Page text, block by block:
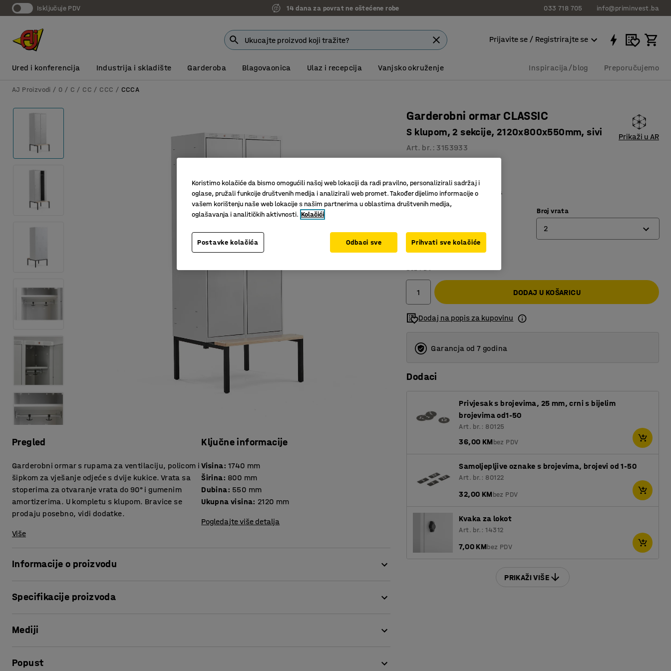
Isključuje PDV 14 dana za povrat ne oštećene robe 033 718 705 info@priminvest.ba
Prijavite se / Registrirajte se
Ured i konferencija Industrija i skladište Garderoba Blagovaonica Ulaz i recepcija Vanjsko okruženje Inspiracija/blog Preporučujemo
AJ Proizvodi 0 C CC CCC CCCA
Pregled
Garderobni ormar s rupama za ventilaciju, policom i
šipkom za vješanje odjeće s dvije kukice. Vrata sa
stoperima za otvaranje vrata do 90° i gumenim
amortizerima. U kompletu s klupom. Bravice se
prodaju posebno, vidi dodatke.
Više
Ključne informacije
Visina: 1740 mm
Širina: 800 mm
Dubina: 550 mm
Ukupna visina: 2120 mm
Pogledajte više detalja
Informacije o proizvodu
konstrukcije obojani praškastom tehnikom.
gornje strane ormara sprečavaju skupljanje vlage.
Koristite ormariće za spremanje odjeće i osobnih predmeta na radnom mjestu, u teretani, školi, i sl.
Specifikacije proizvoda
Širina:
Total depth
Mediji
Popust
Garderobni ormar CLASSIC
S klupom, 2 sekcije, 2120x800x550mm, sivi
Art. br. : 3153933
Prikaži u AR
Kvalitetna izrada
Prečka za odjeću i polica
Broj vrata
2
1.100,00 KM
bez PDV
DODAJ U KOŠARICU
Dodaj na popis za kupovinu
Garancja od 7 godina
Dodaci
Privjesak s brojevima, 25 mm, crni s bijelim
brojevima od1-50
Art. br.: 80125
36,00 KMbez PDV
Samoljepljive oznake s brojevima, brojevi od 1-50
Art. br.: 80122
32,00 KMbez PDV
Kvaka za lokot
Art. br.: 14312
7,00 KMbez PDV
PRIKAŽI VIŠE
Koristimo kolačiće da bismo omogućili našoj web lokaciji da radi pravilno, personalizirali sadržaj i
oglase, pružali funkcije društvenih medija i analizirali web promet. Također dijelimo informacije o
vašem korištenju naše web lokacije s našim partnerima u oblastima društvenih medija,
oglašavanja i analitičkih aktivnosti. Kolačići
Postavke kolačića Odbaci sve Prihvati sve kolačiće